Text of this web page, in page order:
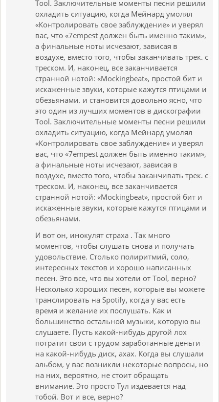
Tool. Заключительные моменты песни решили
охладить ситуацию, когда Мейнард умолял
«Контролировать свое заблуждение» и уверял
вас, что «7empest должен быть именно таким»,
а финальные ноты исчезают, зависая в
воздухе, вместо того, чтобы заканчивать трек. с
треском. И, наконец, все заканчивается
странной нотой: «Mockingbeat», простой бит и
искаженные звуки, которые кажутся птицами и
обезьянами. и становится довольно ясно, что
это один из лучших моментов в дискографии
Tool. Заключительные моменты песни решили
охладить ситуацию, когда Мейнард умолял
«Контролировать свое заблуждение» и уверял
вас, что «7empest должен быть именно таким»,
а финальные ноты исчезают, зависая в
воздухе, вместо того, чтобы заканчивать трек. с
треском. И, наконец, все заканчивается
странной нотой: «Mockingbeat», простой бит и
искаженные звуки, которые кажутся птицами и
обезьянами.
И вот он, инокулят страха . Так много
моментов, чтобы слушать снова и получать
удовольствие. Столько полиритмий, соло,
интересных текстов и хорошо написанных
песен. Это все, что вы хотели от Tool, верно?
Несколько хороших песен, которые вы можете
транслировать на Spotify, когда у вас есть
время и желание их послушать. Как и
большинство остальной музыки, которую вы
слушаете. Пусть какой-нибудь другой лох
потратит свои с трудом заработанные деньги
на какой-нибудь диск, ахах. Когда вы слушали
альбом, у вас возникли некоторые вопросы, но
на них, вероятно, не стоит обращать
внимание. Это просто Тул издевается над
тобой. Вот и все, верно?